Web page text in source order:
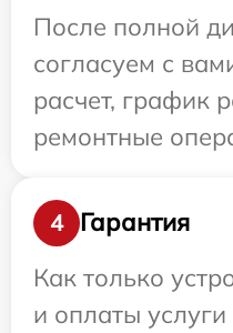
После полной
согласуем с
расчет, график
ремонтные
4
Гарантия
Как только
и оплаты